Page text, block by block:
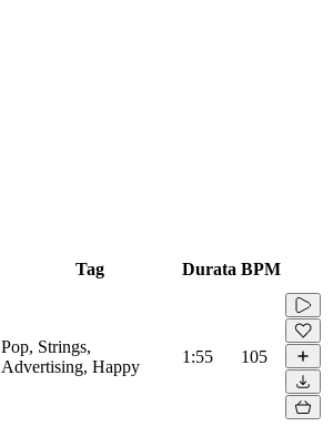
Tag Durata BPM
Pop, Strings,
Advertising, Happy
1:55 105